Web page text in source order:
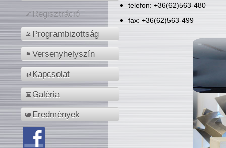
Regisztráció
Programbizottság
Versenyhelyszín
Kapcsolat
Galéria
Eredmények
telefon: +36(62)563-480
fax: +36(62)563-499